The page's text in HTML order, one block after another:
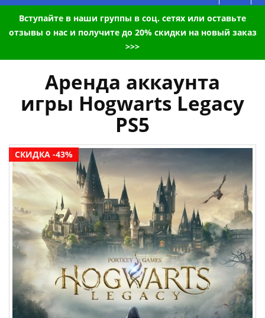
Вступайте в наши группы в соц. сетях или оставьте
отзывы о нас и получите до 20% скидки на новый заказ
>>>
Аренда аккаунта
игры Hogwarts Legacy
PS5
СКИДКА -43%